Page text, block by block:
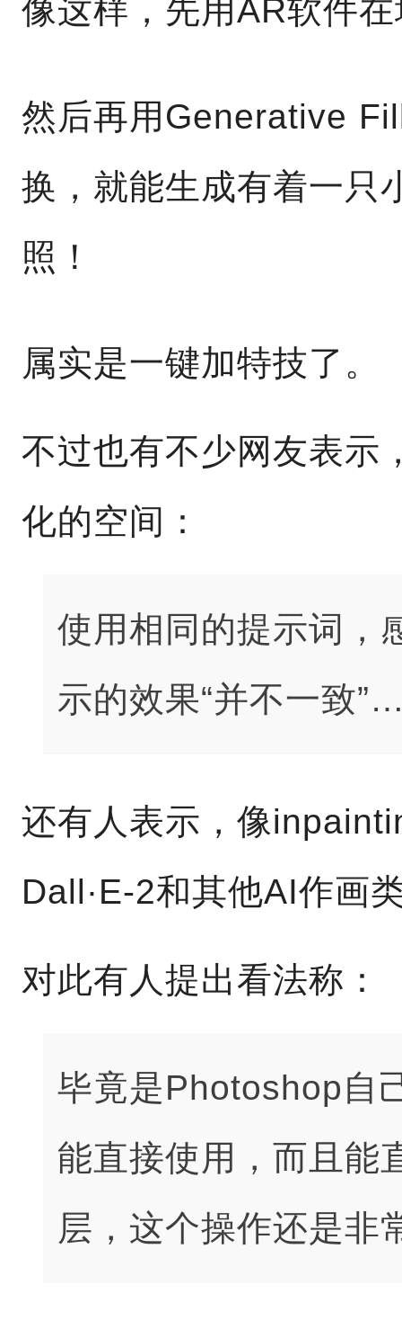
像这样，先用AR软件
然后再用Generative
换，就能生成有着一只
照！
属实是一键加特技了。
不过也有不少网友表示
化的空间：
使用相同的提示词，
示的效果“并不一致
还有人表示，像
Dall·E-2和其他AI作画
对此有人提出看法称：
毕竟是Photoshop自
能直接使用，而且能
层，这个操作还是非